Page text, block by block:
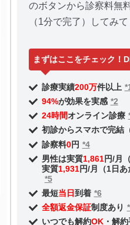
のボタンから診察料無
（1分で完了）してみ
まずはここをチェック！
診療実績200万件以上
94%が効果を実感 *2
24時間オンライン診療
初診からスマホで完結
診察料0円 *4
男性は実質1,861円/月
実質1,931円/月（1日あ
*5
最短当日到着 *6
全額返金保証制度あり
いつでも解約OK・解約